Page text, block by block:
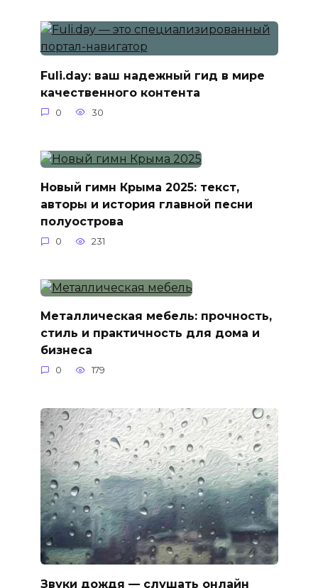
Fuli.day: ваш надежный гид в мире
качественного контента
0 30
Новый гимн Крыма 2025: текст,
авторы и история главной песни
полуострова
0 231
Металлическая мебель: прочность,
стиль и практичность для дома и
бизнеса
0 179
Звуки дождя — слушать онлайн